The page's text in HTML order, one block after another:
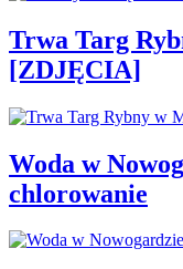
Trwa Targ
[ZDJĘCIA]
Woda w
chlorowanie